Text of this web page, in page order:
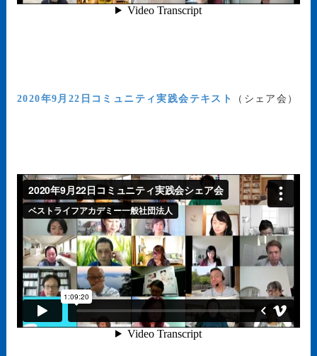
2020年9月22日コミュニティ実践会テキスト （シェア会）